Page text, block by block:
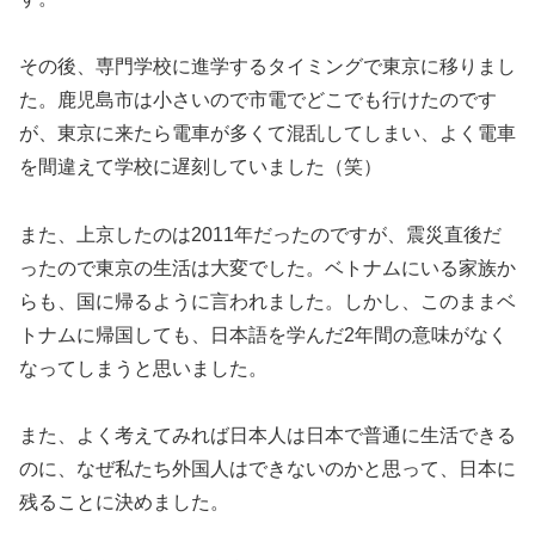
その後、専門学校に進学するタイミングで東京に移りまし
た。鹿児島市は小さいので市電でどこでも行けたのです
が、東京に来たら電車が多くて混乱してしまい、よく電車
を間違えて学校に遅刻していました（笑）
また、上京したのは2011年だったのですが、震災直後だ
ったので東京の生活は大変でした。ベトナムにいる家族か
らも、国に帰るように言われました。しかし、このままベ
トナムに帰国しても、日本語を学んだ2年間の意味がなく
なってしまうと思いました。
また、よく考えてみれば日本人は日本で普通に生活できる
のに、なぜ私たち外国人はできないのかと思って、日本に
残ることに決めました。